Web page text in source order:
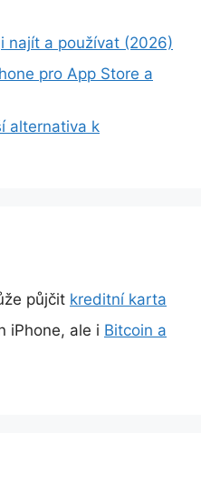
najít a používat (2026)
pro App Store a
alternativa k
půjčit kreditní karta
iPhone, ale i Bitcoin a